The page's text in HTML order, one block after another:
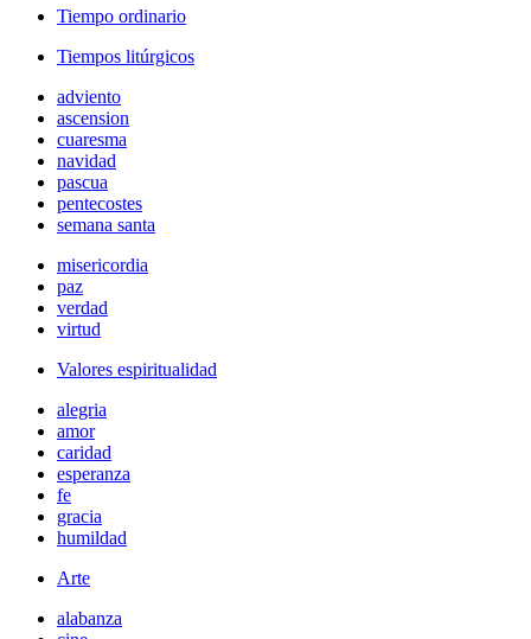
Tiempo ordinario
Tiempos litúrgicos
adviento
ascension
cuaresma
navidad
pascua
pentecostes
semana santa
misericordia
paz
verdad
virtud
Valores espiritualidad
alegria
amor
caridad
esperanza
fe
gracia
humildad
Arte
alabanza